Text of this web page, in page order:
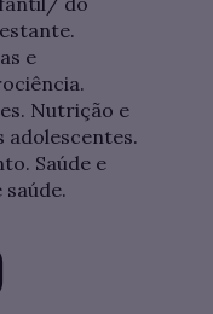
e
Nutrição e
adolescentes.
Saúde e